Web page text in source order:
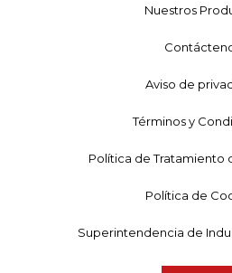
Nuestros
Aviso de
Términos y
Política de Tratamiento
Política de
Superintendencia de